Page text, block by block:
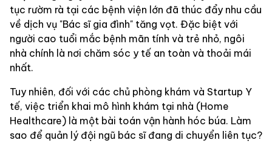
tục rườm rà tại các bệnh viện lớn đã thúc đẩy nhu cầu
về dịch vụ "Bác sĩ gia đình" tăng vọt. Đặc biệt với
người cao tuổi mắc bệnh mãn tính và trẻ nhỏ, ngôi
nhà chính là nơi chăm sóc y tế an toàn và thoải mái
nhất.
Tuy nhiên, đối với các chủ phòng khám và Startup Y
tế, việc triển khai mô hình khám tại nhà (Home
Healthcare) là một bài toán vận hành hóc búa. Làm
sao để quản lý đội ngũ bác sĩ đang di chuyển liên tục?